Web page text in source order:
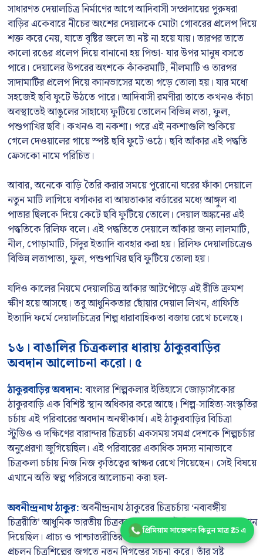
সাধারণত দেয়ালচিত্র নির্মাণের আগে আদিবাসী সম্প্রদায়ের পুরুষরা
বাড়ির একেবারে নীচের অংশের দেয়ালকে মোটা গোবরের প্রলেপ দিয়ে
শক্ত করে নেয়, যাতে বৃষ্টির জলে তা নষ্ট না হয়ে যায়। তারপর তাতে
কালো রঙের প্রলেপ দিয়ে বানানো হয় পিন্ডা- যার উপর মানুষ বসতে
পারে। দেয়ালের উপরের অংশকে কাঁকরমাটি, নীলমাটি ও তারপর
সাদামাটির প্রলেপ দিয়ে ক্যানভাসের মতো গড়ে তোলা হয়। যার মধ্যে
সহজেই ছবি ফুটে উঠতে পারে। আদিবাসী রমণীরা তাতে কখনও কাঁচা
অবস্থাতেই আঙুলের সাহায্যে ফুটিয়ে তোলেন বিভিন্ন লতা, ফুল,
পশুপাখির ছবি। কখনও বা নকশা। পরে এই নকশাগুলি শুকিয়ে
গেলে দেওয়ালের গায়ে স্পষ্ট ছবি ফুটে ওঠে। ছবি আঁকার এই পদ্ধতি
ফ্রেসকো নামে পরিচিত।
আবার, অনেকে বাড়ি তৈরি করার সময়ে পুরোনো ঘরের ফাঁকা দেয়ালে
নতুন মাটি লাগিয়ে বর্গাকার বা আয়তাকার বর্ডারের মধ্যে আঙ্গুল বা
পাতার ছিলকে দিয়ে কেটে ছবি ফুটিয়ে তোলে। দেয়াল অঙ্কনের এই
পদ্ধতিকে রিলিফ বলে। এই পদ্ধতিতে দেয়ালে আঁকার জন্য লালমাটি,
নীল, পোড়ামাটি, সিঁদুর ইত্যাদি ব্যবহার করা হয়। রিলিফ দেয়ালচিত্রেও
বিভিন্ন লতাপাতা, ফুল, পশুপাখির ছবি ফুটিয়ে তোলা হয়।
যদিও কালের নিয়মে দেয়ালচিত্র আঁকার আটপৌড়ে এই রীতি ক্রমশ
ক্ষীণ হয়ে আসছে। তবু আধুনিকতার ছোঁয়ার দেয়াল লিখন, গ্রাফিতি
ইত্যাদি ফর্মে দেয়ালচিত্রের শিল্প ধারাবাহিকতা বজায় রেখে চলেছে।
১৬। বাঙালির চিত্রকলার ধারায় ঠাকুরবাড়ির
অবদান আলোচনা করো। ৫
ঠাকুরবাড়ির অবদান:বাংলার শিল্পকলার ইতিহাসে জোড়াসাঁকোর
ঠাকুরবাড়ি এক বিশিষ্ট স্থান অধিকার করে আছে। শিল্প-সাহিত্য-সংস্কৃতির
চর্চায় এই পরিবারের অবদান অনস্বীকার্য। এই ঠাকুরবাড়ির বিচিত্রা
স্টুডিও ও দক্ষিণের বারান্দার চিত্রচর্চা একসময় সমগ্র দেশকে শিল্পচর্চার
অনুপ্রেরণা জুগিয়েছিল। এই পরিবারের একাধিক সদস্য নানাভাবে
চিত্রকলা চর্চায় নিজ নিজ কৃতিত্বের স্বাক্ষর রেখে গিয়েছেন। সেই বিষয়ে
এখানে অতি স্বল্প পরিসরে আলোচনা করা হল-
অবনীন্দ্রনাথ ঠাকুর:অবনীন্দ্রনাথ ঠাকুরের চিত্রচর্চায় ‘নব্যবঙ্গীয়
চিত্ররীতি’ আধুনিক ভারতীয় চিত্রকলার প্রেক্ষাপটে তাঁকে এক অনন্য স্থান
দিয়েছিল। প্রাচ্য ও পাশ্চাত্যরীতির মিশ্রণে তাঁর নিজস্ব ‘ওয়াশ’ পদ্ধতির
প্রিমিয়াম সাজেশন কিনুন মাত্র ₹25 এ